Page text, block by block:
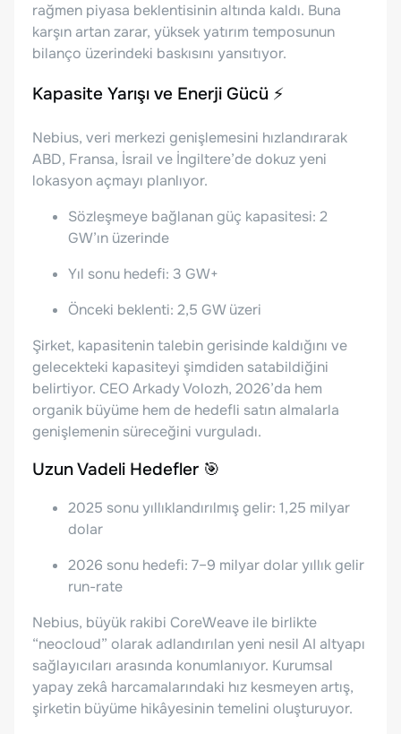
rağmen piyasa beklentisinin altında kaldı. Buna
karşın artan zarar, yüksek yatırım temposunun
bilanço üzerindeki baskısını yansıtıyor.
Kapasite Yarışı ve Enerji Gücü ⚡
Nebius, veri merkezi genişlemesini hızlandırarak
ABD, Fransa, İsrail ve İngiltere’de dokuz yeni
lokasyon açmayı planlıyor.
Sözleşmeye bağlanan güç kapasitesi: 2
GW’ın üzerinde
Yıl sonu hedefi: 3 GW+
Önceki beklenti: 2,5 GW üzeri
Şirket, kapasitenin talebin gerisinde kaldığını ve
gelecekteki kapasiteyi şimdiden satabildiğini
belirtiyor. CEO Arkady Volozh, 2026’da hem
organik büyüme hem de hedefli satın almalarla
genişlemenin süreceğini vurguladı.
Uzun Vadeli Hedefler 🎯
2025 sonu yıllıklandırılmış gelir: 1,25 milyar
dolar
2026 sonu hedefi: 7–9 milyar dolar yıllık gelir
run-rate
Nebius, büyük rakibi CoreWeave ile birlikte
“neocloud” olarak adlandırılan yeni nesil AI altyapı
sağlayıcıları arasında konumlanıyor. Kurumsal
yapay zekâ harcamalarındaki hız kesmeyen artış,
şirketin büyüme hikâyesinin temelini oluşturuyor.